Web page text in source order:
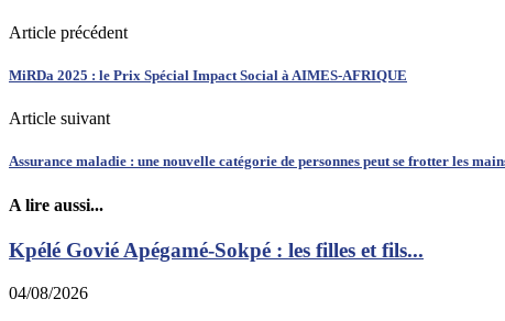
Article précédent
MiRDa 2025 : le Prix Spécial Impact Social à AIMES-AFRIQUE
Article suivant
Assurance maladie : une nouvelle catégorie de personnes peut se frotter les
A lire aussi...
Kpélé Govié Apégamé-Sokpé : les filles et fils...
04/08/2026